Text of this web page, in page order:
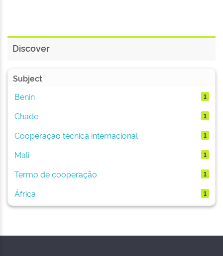
Discover
Subject
Benin
1
Chade 1
Cooperação técnica internacional 1
Mali 1
Termo de cooperação 1
África 1